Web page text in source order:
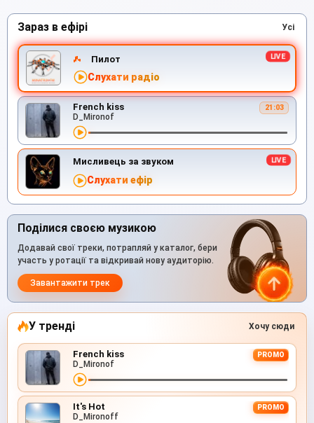
Зараз в ефірі Усі
Пилот
Слухати радіо
French kiss 21:03
D_Mironof
Мисливець за звуком
Слухати ефір
Поділися своєю музикою
Додавай свої треки, потрапляй у каталог, бери
участь у ротації та відкривай нову аудиторію.
Завантажити трек
У тренді Хочу сюди
French kiss PROMO
D_Mironof
It's Hot PROMO
D_Mironoff